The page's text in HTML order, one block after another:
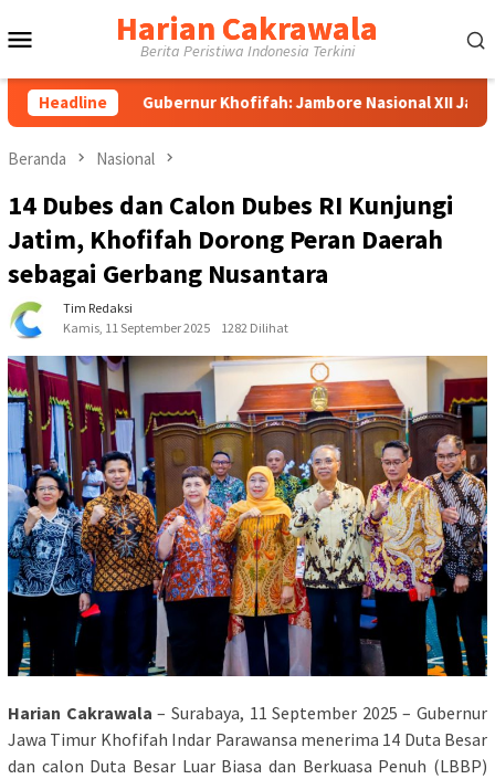
ke
Harian Cakrawala
Berita Peristiwa Indonesia Terkini
Headline
Gubernur Khofifah: Jambore Nasional XII Jadi Wadah
Beranda Nasional
14 Dubes dan Calon Dubes RI Kunjungi
Jatim, Khofifah Dorong Peran Daerah
sebagai Gerbang Nusantara
Tim Redaksi
Kamis, 11 September 2025
1282 Dilihat
Harian Cakrawala – Surabaya, 11 September 2025 – Gubernur
Jawa Timur Khofifah Indar Parawansa menerima 14 Duta Besar
dan calon Duta Besar Luar Biasa dan Berkuasa Penuh (LBBP)